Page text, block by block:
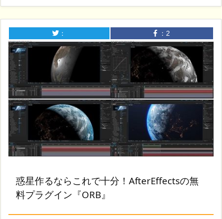
： ： 2
惑星作るならこれで十分！AfterEffectsの無
料プラグイン『ORB』